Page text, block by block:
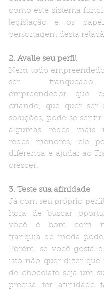
como este sistema
legislação e os
personagem desta
2. Avalie seu perfil
Nem todo
ser
empreendedor que
criando, que quer ser
soluções, pode se
algumas redes mais
redes menores, ele
diferença e ajudar ao
crescer.
3. Teste sua afinidade
Já com seu próprio
hora de buscar
você é bom com
franquia de moda
Porém, se você gosta
isto não quer dizer que
de chocolate seja um
precisa ter afinidade